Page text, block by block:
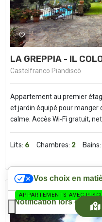
LA GREPPIA - IL
Castelfranco Piandiscò
Appartement au premier
et jardin équipé pour manger
calme. Accès Wi-Fi gratuit,
Lits: 6 Chambres: 2 Bains:
APPARTEMENTS AVEC
Vos choix en
Notification lors de la